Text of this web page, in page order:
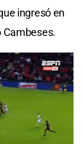
ingresó en
Cambeses.